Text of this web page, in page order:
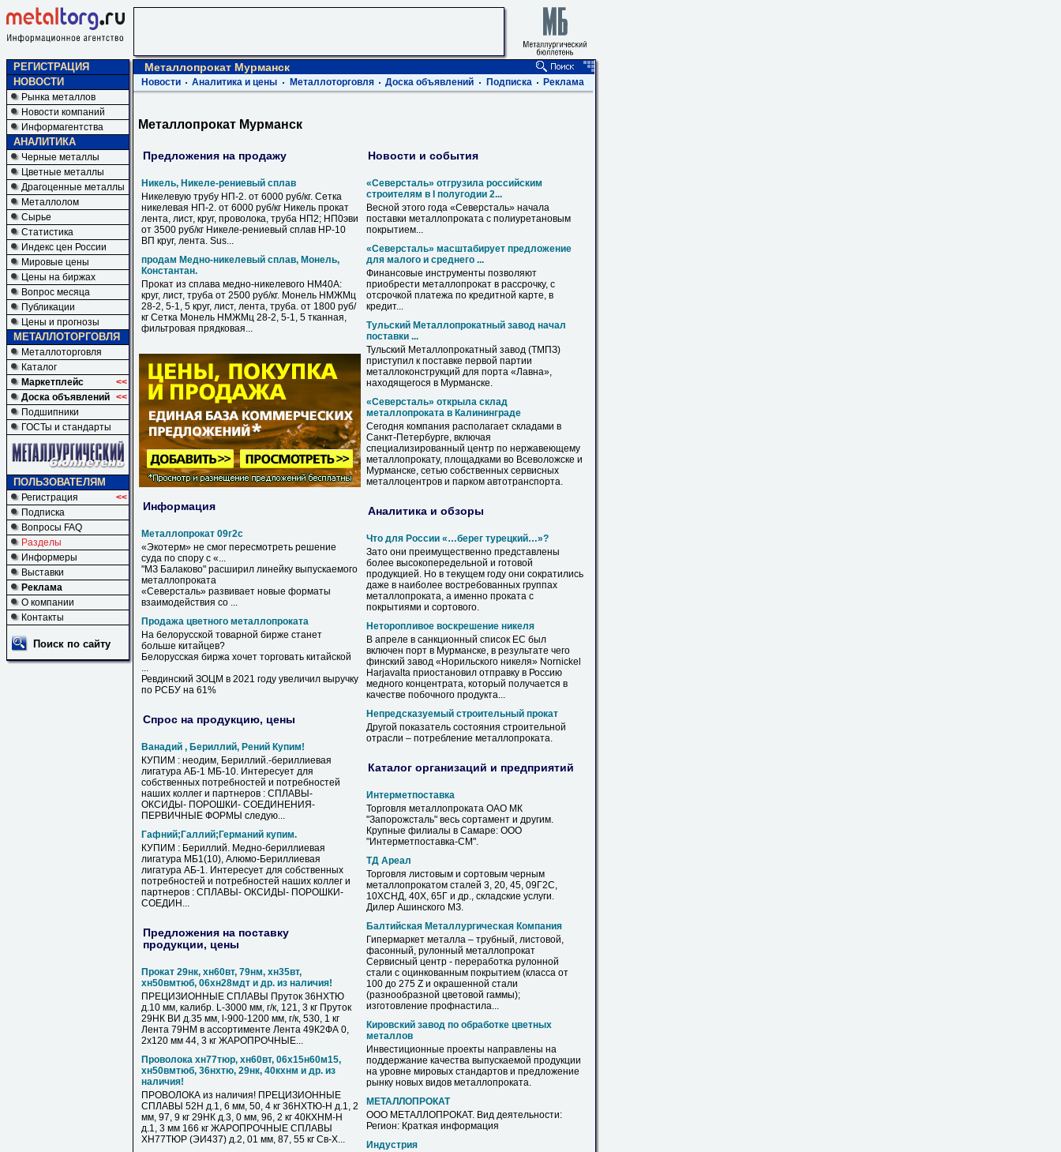
РЕГИСТРАЦИЯ
НОВОСТИ
Рынка металлов
Новости компаний
Информагентства
АНАЛИТИКА
Черные металлы
Цветные металлы
Драгоценные металлы
Металлолом
Сырье
Статистика
Индекс цен России
Мировые цены
Цены на биржах
Вопрос месяца
Публикации
Цены и прогнозы
МЕТАЛЛОТОРГОВЛЯ
Металлоторговля
Каталог
Маркетплейс
<<
Доска объявлений <<
Подшипники
ГОСТы и стандарты
ПОЛЬЗОВАТЕЛЯМ
Регистрация
<<
Подписка
Вопросы FAQ
Разделы
Информеры
Выставки
Реклама
О компании
Контакты
Поиск по сайту
Металлопрокат Мурманск
Новости Аналитика и цены Металлоторговля Доска объявлений Подписка Реклама
Металлопрокат Мурманск
Предложения на продажу
Никель, Никеле-рениевый сплав
Никелевую трубу НП-2. от 6000 руб/кг. Сетка
никелевая НП-2. от 6000 руб/кг Никель прокат
лента, лист, круг, проволока, труба НП2; НП0эви
от 3500 руб/кг Никеле-рениевый сплав НР-10
ВП круг, лента. Sus...
продам Медно-никелевый сплав, Монель,
Константан.
Прокат из сплава медно-никелевого НМ40А:
круг, лист, труба от 2500 руб/кг. Монель НМЖМц
28-2, 5-1, 5 круг, лист, лента, труба. от 1800 руб/
кг Сетка Монель НМЖМц 28-2, 5-1, 5 тканная,
фильтровая прядковая...
Информация
Металлопрокат 09г2с
«Экотерм» не смог пересмотреть решение
суда по спору с «...
"МЗ Балаково" расширил линейку выпускаемого
металлопроката
«Северсталь» развивает новые форматы
взаимодействия со ...
Продажа цветного металлопроката
На белорусской товарной бирже станет
больше китайцев?
Белорусская биржа хочет торговать китайской
...
Ревдинский ЗОЦМ в 2021 году увеличил выручку
по РСБУ на 61%
Спрос на продукцию, цены
Ванадий , Бериллий, Рений Купим!
КУПИМ : неодим, Бериллий.-бериллиевая
лигатура АБ-1 МБ-10. Интересует для
собственных потребностей и потребностей
наших коллег и партнеров : СПЛАВЫ-
ОКСИДЫ- ПОРОШКИ- СОЕДИНЕНИЯ-
ПЕРВИЧНЫЕ ФОРМЫ следую...
Гафний;Галлий;Германий купим.
КУПИМ : Бериллий. Медно-бериллиевая
лигатура МБ1(10), Алюмо-Бериллиевая
лигатура АБ-1. Интересует для собственных
потребностей и потребностей наших коллег и
партнеров : СПЛАВЫ- ОКСИДЫ- ПОРОШКИ-
СОЕДИН...
Предложения на поставку
продукции, цены
Прокат 29нк, хн60вт, 79нм, хн35вт,
хн50вмтюб, 06хн28мдт и др. из наличия!
ПРЕЦИЗИОННЫЕ СПЛАВЫ Пруток 36НХТЮ
д.10 мм, калибр. L-3000 мм, г/к, 121, 3 кг Пруток
29НК ВИ д.35 мм, l-900-1200 мм, г/к, 530, 1 кг
Лента 79НМ в ассортименте Лента 49К2ФА 0,
2х120 мм 44, 3 кг ЖАРОПРОЧНЫЕ...
Проволока хн77тюр, хн60вт, 06х15н60м15,
хн50вмтюб, 36нхтю, 29нк, 40кхнм и др. из
наличия!
ПРОВОЛОКА из наличия! ПРЕЦИЗИОННЫЕ
СПЛАВЫ 52Н д.1, 6 мм, 50, 4 кг 36НХТЮ-Н д.1, 2
мм, 97, 9 кг 29НК д.3, 0 мм, 96, 2 кг 40КХНМ-Н
д.1, 3 мм 166 кг ЖАРОПРОЧНЫЕ СПЛАВЫ
ХН77ТЮР (ЭИ437) д.2, 01 мм, 87, 55 кг Св-Х...
Новости и события
«Северсталь» отгрузила российским
строителям в I полугодии 2...
Весной этого года «Северсталь» начала
поставки металлопроката с полиуретановым
покрытием...
«Северсталь» масштабирует предложение
для малого и среднего ...
Финансовые инструменты позволяют
приобрести металлопрокат в рассрочку, с
отсрочкой платежа по кредитной карте, в
кредит...
Тульский Металлопрокатный завод начал
поставки ...
Тульский Металлопрокатный завод (ТМПЗ)
приступил к поставке первой партии
металлоконструкций для порта «Лавна»,
находящегося в Мурманске.
«Северсталь» открыла склад
металлопроката в Калининграде
Сегодня компания располагает складами в
Санкт-Петербурге, включая
специализированный центр по нержавеющему
металлопрокату, площадками во Всеволожске и
Мурманске, сетью собственных сервисных
металлоцентров и парком автотранспорта.
Аналитика и обзоры
Что для России «…берег турецкий…»?
Зато они преимущественно представлены
более высокопередельной и готовой
продукцией. Но в текущем году они сократились
даже в наиболее востребованных группах
металлопроката, а именно проката с
покрытиями и сортового.
Неторопливое воскрешение никеля
В апреле в санкционный список ЕС был
включен порт в Мурманске, в результате чего
финский завод «Норильского никеля» Nornickel
Harjavalta приостановил отправку в Россию
медного концентрата, который получается в
качестве побочного продукта...
Непредсказуемый строительный прокат
Другой показатель состояния строительной
отрасли – потребление металлопроката.
Каталог организаций и предприятий
Интерметпоставка
Торговля металлопроката ОАО МК
"Запорожсталь" весь сортамент и другим.
Крупные филиалы в Самаре: ООО
"Интерметпоставка-СМ".
ТД Ареал
Торговля листовым и сортовым черным
металлопрокатом сталей 3, 20, 45, 09Г2С,
10ХСНД, 40Х, 65Г и др., складские услуги.
Дилер Ашинского МЗ.
Балтийская Металлургическая Компания
Гипермаркет металла – трубный, листовой,
фасонный, рулонный металлопрокат
Сервисный центр - переработка рулонной
стали с оцинкованным покрытием (класса от
100 до 275 Z и окрашенной стали
(разнообразной цветовой гаммы);
изготовление профнастила...
Кировский завод по обработке цветных
металлов
Инвестиционные проекты направлены на
поддержание качества выпускаемой продукции
на уровне мировых стандартов и предложение
рынку новых видов металлопроката.
МЕТАЛЛОПРОКАТ
ООО МЕТАЛЛОПРОКАТ. Вид деятельности:
Регион: Краткая информация
Индустрия